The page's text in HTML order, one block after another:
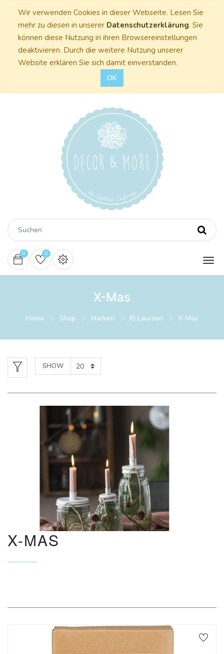
Wir verwenden Cookies in dieser Webseite. Lesen Sie
mehr zu diesen in unserer Datenschutzerklärung. Sie
können diese Nutzung in ihren Browsereinstellungen
deaktivieren. Durch die weitere Nutzung unserer
Website erklären Sie sich damit einverstanden.
OK
0 0
X-Mas
Home Shop Marken IB Laursen X-Mas
SHOW
X-MAS